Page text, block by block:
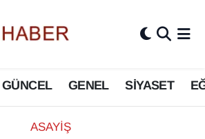
GÜNCEL GENEL SİYASET
ASAYİŞ